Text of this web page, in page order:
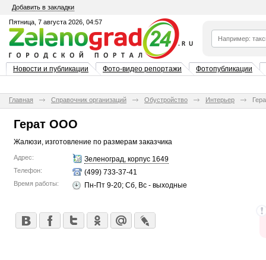
Добавить в закладки
Пятница, 7 августа 2026, 04:57
Новости и публикации Фото-видео репортажи Фотопубликации
Главная Справочник организаций Обустройство Интерьер
Герат ООО
Жалюзи, изготовление по размерам заказчика
Адрес: Зеленоград, корпус 1649
Телефон: (499) 733-37-41
Время работы: Пн-Пт 9-20; Сб, Вс - выходные